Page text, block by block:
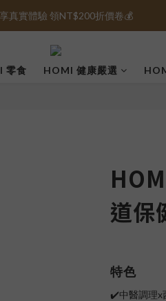
免運｜全館滿1000元免運 🚚
真實體驗 領NT$200折價卷💰
品免運｜全館滿1000元免運 🚚
零食 HOMI 健康嚴選
道保
特色
✔️中醫調理x